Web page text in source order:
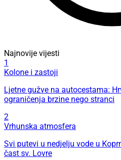
Najnovije vijesti
1
Kolone i zastoji
Ljetne gužve na autocestama:
ograničenja brzine nego stranci
2
Vrhunska atmosfera
Svi putevi u nedjelju vode u
čast sv. Lovre